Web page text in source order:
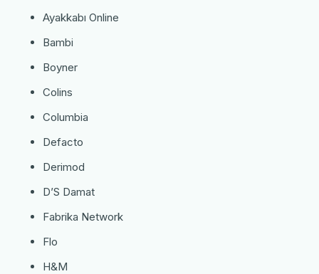
Ayakkabı Online
Bambi
Boyner
Colins
Columbia
Defacto
Derimod
D’S Damat
Fabrika Network
Flo
H&M